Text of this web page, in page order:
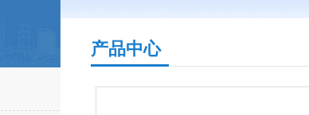
产品中心